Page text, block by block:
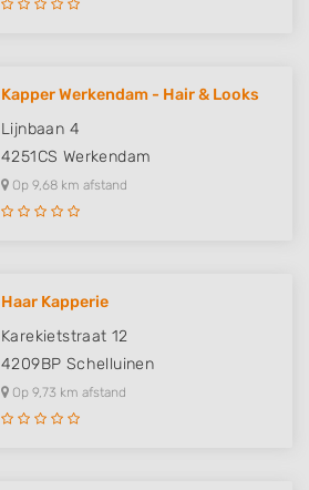
Kapper Werkendam - Hair & Looks
Lijnbaan 4
4251CS Werkendam
Op 9,68 km afstand
Haar Kapperie
Karekietstraat 12
4209BP Schelluinen
Op 9,73 km afstand